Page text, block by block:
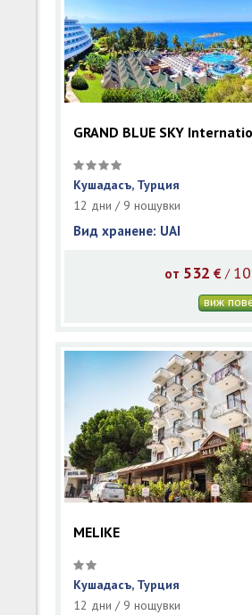
GRAND BLUE SKY
Кушадасъ, Турция
12 дни / 9 нощувки
Вид хранене: UAI
от 532 € /
виж
MELIKE
Кушадасъ, Турция
12 дни / 9 нощувки